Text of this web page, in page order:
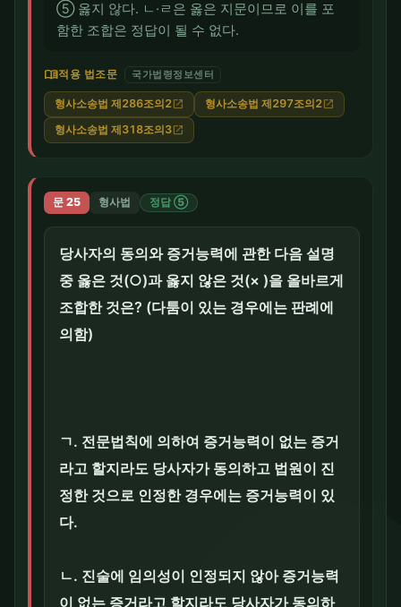
⑤ 옳지 않다. ㄴ·ㄹ은 옳은 지문이므로 이를 포
함한 조합은 정답이 될 수 없다.
menu_book적용 법조문 국가법령정보센터
형사소송법 제286조의2 open_in_new 형사소송법 제297조의2 open_in_new
형사소송법 제318조의3 open_in_new
문 25 형사법 정답 ⑤
당사자의 동의와 증거능력에 관한 다음 설명
중 옳은 것(○)과 옳지 않은 것(× )을 올바르게
조합한 것은? (다툼이 있는 경우에는 판례에
의함)
ㄱ. 전문법칙에 의하여 증거능력이 없는 증거
라고 할지라도 당사자가 동의하고 법원이 진
정한 것으로 인정한 경우에는 증거능력이 있
다.
ㄴ. 진술에 임의성이 인정되지 않아 증거능력
이 없는 증거라고 할지라도 당사자가 동의하